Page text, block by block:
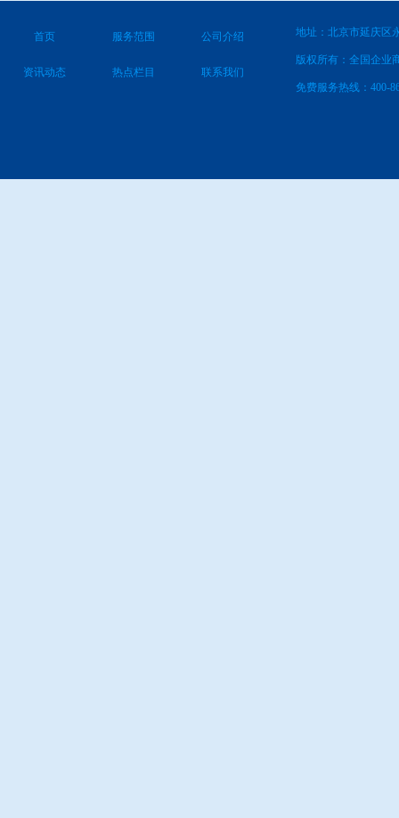
首页 服务范围 公司介绍
资讯动态 热点栏目 联系我们
地址：北京市延庆区
版权所有：全国企业
免费服务热线：